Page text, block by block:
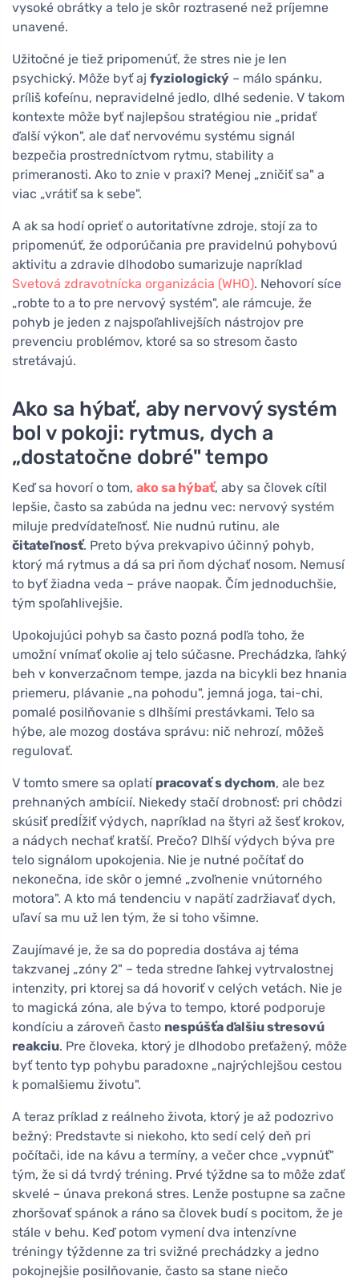
vysoké obrátky a telo je skôr roztrasené než príjemne
unavené.
Užitočné je tiež pripomenúť, že stres nie je len
psychický. Môže byť aj fyziologický – málo spánku,
príliš kofeínu, nepravidelné jedlo, dlhé sedenie. V takom
kontexte môže byť najlepšou stratégiou nie „pridať
ďalší výkon", ale dať nervovému systému signál
bezpečia prostredníctvom rytmu, stability a
primeranosti. Ako to znie v praxi? Menej „zničiť sa" a
viac „vrátiť sa k sebe".
A ak sa hodí oprieť o autoritatívne zdroje, stojí za to
pripomenúť, že odporúčania pre pravidelnú pohybovú
aktivitu a zdravie dlhodobo sumarizuje napríklad
Svetová zdravotnícka organizácia (WHO). Nehovorí síce
„robte to a to pre nervový systém", ale rámcuje, že
pohyb je jeden z najspoľahlivejších nástrojov pre
prevenciu problémov, ktoré sa so stresom často
stretávajú.
Ako sa hýbať, aby nervový systém
bol v pokoji: rytmus, dych a
„dostatočne dobré" tempo
Keď sa hovorí o tom, ako sa hýbať, aby sa človek cítil
lepšie, často sa zabúda na jednu vec: nervový systém
miluje predvídateľnosť. Nie nudnú rutinu, ale
čitateľnosť. Preto býva prekvapivo účinný pohyb,
ktorý má rytmus a dá sa pri ňom dýchať nosom. Nemusí
to byť žiadna veda – práve naopak. Čím jednoduchšie,
tým spoľahlivejšie.
Upokojujúci pohyb sa často pozná podľa toho, že
umožní vnímať okolie aj telo súčasne. Prechádzka, ľahký
beh v konverzačnom tempe, jazda na bicykli bez hnania
priemeru, plávanie „na pohodu", jemná joga, tai-chi,
pomalé posilňovanie s dlhšími prestávkami. Telo sa
hýbe, ale mozog dostáva správu: nič nehrozí, môžeš
regulovať.
V tomto smere sa oplatí pracovať s dychom, ale bez
prehnaných ambícií. Niekedy stačí drobnosť: pri chôdzi
skúsiť predĺžiť výdych, napríklad na štyri až šesť krokov,
a nádych nechať kratší. Prečo? Dlhší výdych býva pre
telo signálom upokojenia. Nie je nutné počítať do
nekonečna, ide skôr o jemné „zvoľnenie vnútorného
motora". A kto má tendenciu v napätí zadržiavať dych,
uľaví sa mu už len tým, že si toho všimne.
Zaujímavé je, že sa do popredia dostáva aj téma
takzvanej „zóny 2" – teda stredne ľahkej vytrvalostnej
intenzity, pri ktorej sa dá hovoriť v celých vetách. Nie je
to magická zóna, ale býva to tempo, ktoré podporuje
kondíciu a zároveň často nespúšťa ďalšiu stresovú
reakciu. Pre človeka, ktorý je dlhodobo preťažený, môže
byť tento typ pohybu paradoxne „najrýchlejšou cestou
k pomalšiemu životu".
A teraz príklad z reálneho života, ktorý je až podozrivo
bežný: Predstavte si niekoho, kto sedí celý deň pri
počítači, ide na kávu a termíny, a večer chce „vypnúť"
tým, že si dá tvrdý tréning. Prvé týždne sa to môže zdať
skvelé – únava prekoná stres. Lenže postupne sa začne
zhoršovať spánok a ráno sa človek budí s pocitom, že je
stále v behu. Keď potom vymení dva intenzívne
tréningy týždenne za tri svižné prechádzky a jedno
pokojnejšie posilňovanie, často sa stane niečo